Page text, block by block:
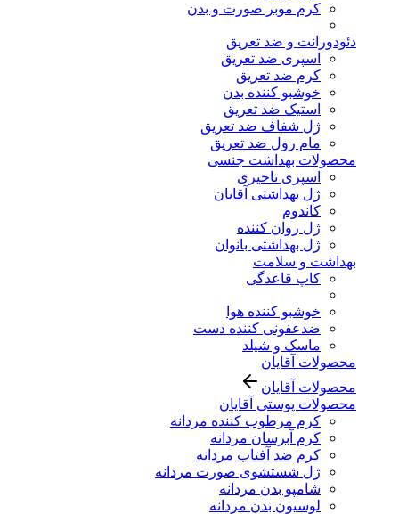
کرم موبر صورت و بدن
دئودورانت و ضد تعریق
اسپری ضد تعریق
کرم ضد تعریق
خوشبو کننده بدن
استیک ضد تعریق
ژل شفاف ضد تعریق
مام رول ضد تعریق
محصولات بهداشت جنسی
اسپری تاخیری
ژل بهداشتی آقایان
کاندوم
ژل روان کننده
ژل بهداشتی بانوان
بهداشت و سلامت
کاپ قاعدگی
خوشبو کننده هوا
ضدعفونی کننده دست
ماسک و شیلد
محصولات آقایان
محصولات آقایان
محصولات پوستی آقایان
کرم مرطوب کننده مردانه
کرم آبرسان مردانه
کرم ضد آفتاب مردانه
ژل شستشوی صورت مردانه
شامپو بدن مردانه
لوسیون بدن مردانه